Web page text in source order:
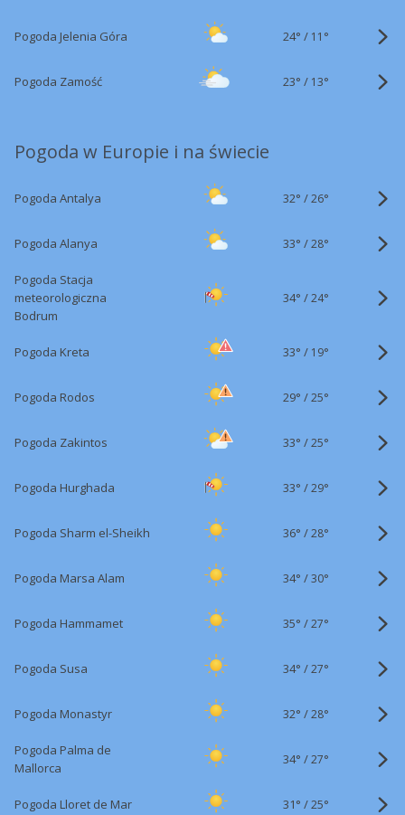
Pogoda Jelenia Góra 24° / 11°
Pogoda Zamość 23° / 13°
Pogoda w Europie i na świecie
Pogoda Antalya 32° /26°
Pogoda Alanya 33° /28°
Pogoda Stacja
meteorologiczna
Bodrum
34° /24°
Pogoda Kreta 33° / 19°
Pogoda Rodos 29° /25°
Pogoda Zakintos 33° /25°
Pogoda Hurghada 33° /29°
Pogoda Sharm el-Sheikh 36° /28°
Pogoda Marsa Alam 34° /30°
Pogoda Hammamet 35° /27°
Pogoda Susa 34° /27°
Pogoda Monastyr 32° /28°
Pogoda Palma de
Mallorca
34° /27°
Pogoda Lloret de Mar 31° /25°